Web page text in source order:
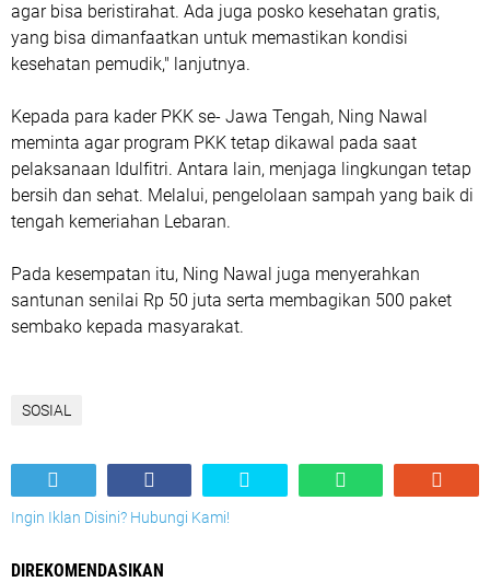
agar bisa beristirahat. Ada juga posko kesehatan gratis,
yang bisa dimanfaatkan untuk memastikan kondisi
kesehatan pemudik," lanjutnya.
Kepada para kader PKK se- Jawa Tengah, Ning Nawal
meminta agar program PKK tetap dikawal pada saat
pelaksanaan Idulfitri. Antara lain, menjaga lingkungan tetap
bersih dan sehat. Melalui, pengelolaan sampah yang baik di
tengah kemeriahan Lebaran.
Pada kesempatan itu, Ning Nawal juga menyerahkan
santunan senilai Rp 50 juta serta membagikan 500 paket
sembako kepada masyarakat.
SOSIAL
Ingin Iklan Disini? Hubungi Kami!
DIREKOMENDASIKAN